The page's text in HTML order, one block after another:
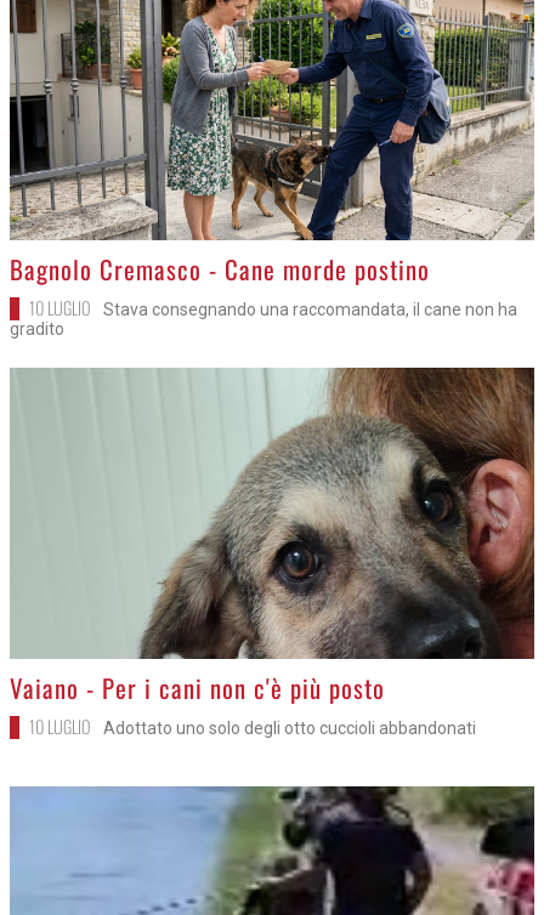
>
Bagnolo Cremasco - Cane morde postino
10 LUGLIO
Stava consegnando una raccomandata, il cane non ha
gradito
>
Vaiano - Per i cani non c'è più posto
10 LUGLIO Adottato uno solo degli otto cuccioli abbandonati